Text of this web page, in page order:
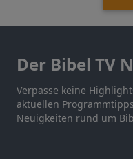
Der Bibel TV
Verpasse keine
aktuellen
Neuigkeiten rund um